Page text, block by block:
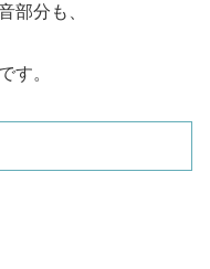
部分も、
す。